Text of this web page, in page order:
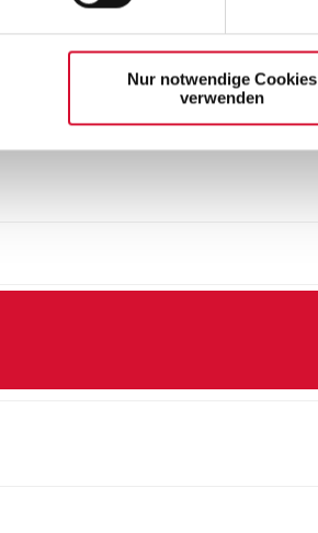
Nur notwendige Cookies
verwenden